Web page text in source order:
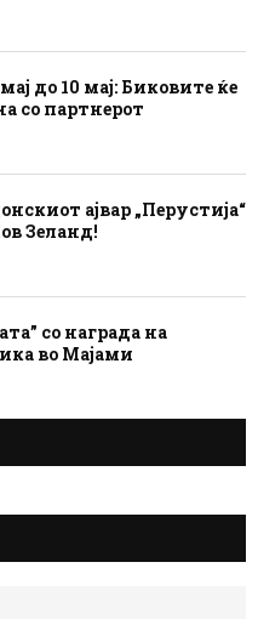
до 10 мај: Биковите ќе
со партнерот
ајвар „Перустија“
Зеланд!
со награда на
во Мајами